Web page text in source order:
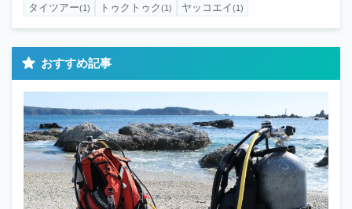
タイツアー(1) トゥクトゥク(1) ヤッコエイ(1)
おすすめ記事